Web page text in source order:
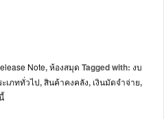
Note,ห้องสมุด Tagged with: งบ
เภททั่วไป,สินค้าคงคลัง, เงินมัดจำจ่าย,